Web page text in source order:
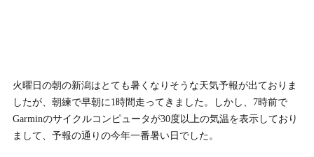
火曜日の朝の新潟はとても暑くなりそうな天気予報が出ておりま
したが、朝練で早朝に1時間走ってきました。しかし、7時前で
Garminのサイクルコンピュータが30度以上の気温を表示しており
まして、予報の通りの今年一番暑い日でした。